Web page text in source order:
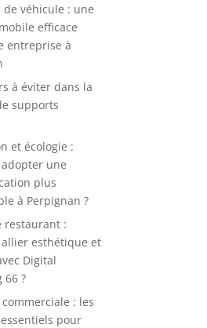
de véhicule : une
efficace
entreprise à
à éviter dans la
supports
et écologie :
une
plus
à Perpignan ?
restaurant :
esthétique et
Digital
66 ?
: les
pour